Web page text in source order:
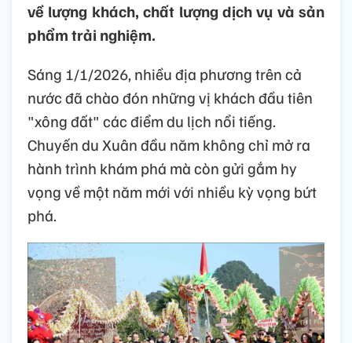
về lượng khách, chất lượng dịch vụ và sản
phẩm trải nghiệm.
Sáng 1/1/2026, nhiều địa phương trên cả
nước đã chào đón những vị khách đầu tiên
"xông đất" các điểm du lịch nổi tiếng.
Chuyến du Xuân đầu năm không chỉ mở ra
hành trình khám phá mà còn gửi gắm hy
vọng về một năm mới với nhiều kỳ vọng bứt
phá.